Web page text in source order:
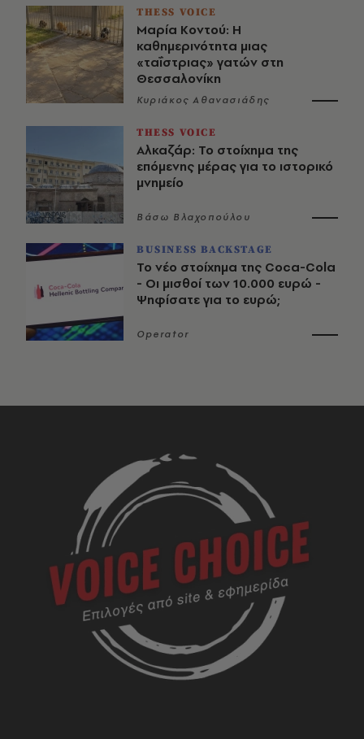
THESS VOICE
Μαρία Κοντού: Η
καθημερινότητα μιας
«ταΐστριας» γατών στη
Θεσσαλονίκη
Κυριάκος Αθανασιάδης
THESS VOICE
Αλκαζάρ: Το στοίχημα της
επόμενης μέρας για το ιστορικό
μνημείο
Βάσω Βλαχοπούλου
BUSINESS BACKSTAGE
Το νέο στοίχημα της Coca-Cola
- Οι μισθοί των 10.000 ευρώ -
Ψηφίσατε για το ευρώ;
Operator